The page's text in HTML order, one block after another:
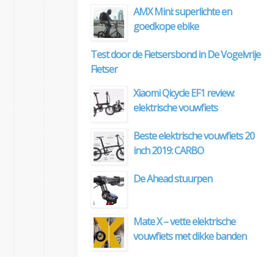
AMX Mini: superlichte en
goedkope ebike
Test door de Fietsersbond in De Vogelvrije
Fietser
Xiaomi Qicycle EF1 review:
elektrische vouwfiets
Beste elektrische vouwfiets 20
inch 2019: CARBO
De Ahead stuurpen
Mate X – vette elektrische
vouwfiets met dikke banden